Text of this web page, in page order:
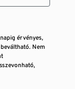
érvényes,
Nem